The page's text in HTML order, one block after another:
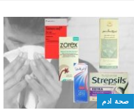
صحة ادم